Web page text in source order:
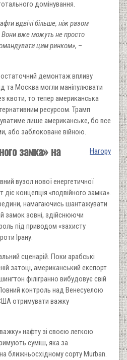
домінування.
вдвічі більше, ніж разом
Вони вже можуть не просто
цим ринком», –
демонтаж впливу
та Москва могли маніпулювати
квоти, то тепер американська
ресурсом. Трамп
лише американське, бо все
або заблоковане війною.
Нагору
замка» на
вузол нової енергетичної
діє концепція «подвійного замка».
намагаючись шантажувати
замок зовні, здійснюючи
під приводом «захисту
Ірану.
сценарій. Поки арабські
затоці, американський експорт
філігранно вибудовує свій
контроль над Венесуелою
отримувати важку
нафту зі своєю легкою
суміш, яка за
ближньосхідному сортуMurban.